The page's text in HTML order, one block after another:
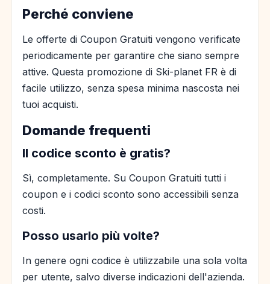
Perché conviene
Le offerte di Coupon Gratuiti vengono verificate
periodicamente per garantire che siano sempre
attive. Questa promozione di Ski-planet FR è di
facile utilizzo, senza spesa minima nascosta nei
tuoi acquisti.
Domande frequenti
Il codice sconto è gratis?
Sì, completamente. Su Coupon Gratuiti tutti i
coupon e i codici sconto sono accessibili senza
costi.
Posso usarlo più volte?
In genere ogni codice è utilizzabile una sola volta
per utente, salvo diverse indicazioni dell'azienda.